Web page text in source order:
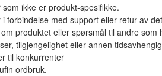
som ikke er produkt-spesifikke.
i forbindelse med support eller retur av
produktet eller spørsmål til andre
tilgjengelighet eller annen
til konkurrenter
ordbruk.